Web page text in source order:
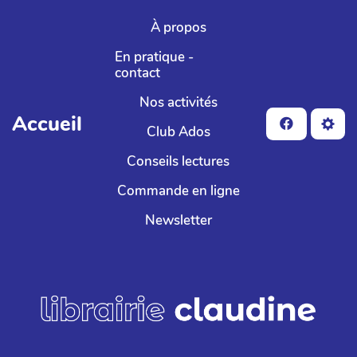
Aller au contenu principal
Accueil
À propos
En pratique -
contact
Nos activités
Club Ados
Conseils lectures
Commande en ligne
Newsletter